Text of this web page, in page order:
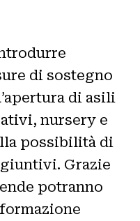
di sostegno
di asili
nursery e
possibilità di
Grazie
potranno